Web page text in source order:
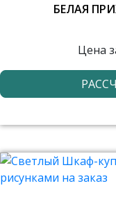
БЕЛАЯ
Цена